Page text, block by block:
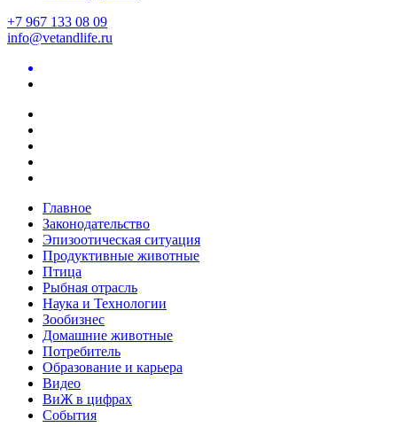
+7 967 133 08 09
info@vetandlife.ru
Главное
Законодательство
Эпизоотическая ситуация
Продуктивные животные
Птица
Рыбная отрасль
Наука и Технологии
Зообизнес
Домашние животные
Потребитель
Образование и карьера
Видео
ВиЖ в цифрах
События